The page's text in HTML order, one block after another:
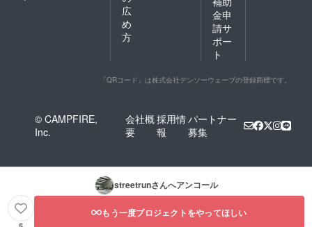
広
め
方
金申
請サ
ポー
ト
「QRコード」は株式会社デンソーウェーブの登録商標です。
© CAMPFIRE,
Inc.
会社概
要
採用情
報
パートナー
募集
streetrunさんへアンコール
もう一度プロジェクトをやってほしい